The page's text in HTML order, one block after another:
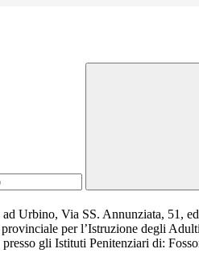
Urbino, Via SS. Annunziata, 51,
per l’Istruzione degli
gli Istituti Penitenziari di: